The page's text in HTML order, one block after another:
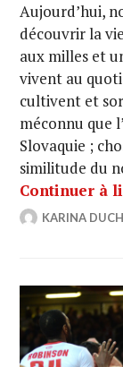
Aujourd’hui,
découvrir la
aux milles et
vivent au
cultivent et
méconnu que
Slovaquie ;
similitude du
Continuer à
KARINA